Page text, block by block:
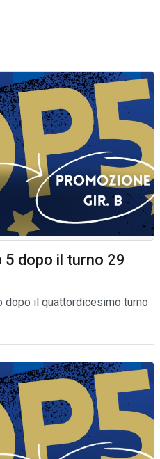
5 dopo il turno 29
dopo il quattordicesimo turno